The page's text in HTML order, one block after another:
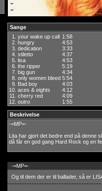
Sange
1. your wake up call 1:58
2. hungry
4:53
3. dedication
3:33
4. stiletto
4:37
5. lisa
4:53
6. the ripper
5:19
7. big gun
4:34
8. only women bleed 5:54
9. Bad boy
4:03
10. aces & eights
4:12
11. cherry red
4:09
12. outro 1:55
Beskrivelse
-=MP=-
Lita har gjort det bedre end på denne
då får en god gang Hard Rock og en
-=MP=-
Og til dem der er til ballader, så er